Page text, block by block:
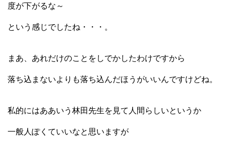
度が下がるな～
という感じでしたね・・・。
まあ、あれだけのことをしでかしたわけですから
落ち込まないよりも落ち込んだほうがいいんですけどね。
私的にはああいう林田先生を見て人間らしいというか
一般人ぽくていいなと思いますが